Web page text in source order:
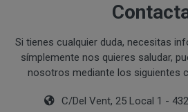
Si tienes cualquier duda, necesitas
símplemente nos quieres saludar,
nosotros mediante los siguientes
C/Del Vent, 25 Local 1 -
Una vez dentro de la
newsletter. En la
un mensaje en dónde
Accedemos a la
identifica..